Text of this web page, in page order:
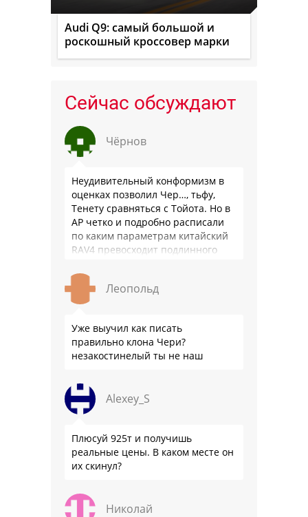
Audi Q9: самый большой и
роскошный кроссовер марки
Сейчас обсуждают
Чёрнов
Неудивительный конформизм в
оценках позволил Чер…, тьфу,
Тенету сравняться с Тойота. Но в
АР четко и подробно расписали
по каким параметрам китайский
RAV4 превосходит подлинного
подвеска едет ровно и приятно …
Леопольд
Уже выучил как писать
правильно клона Чери?
незакостинелый ты не наш
Alexey_S
Плюсуй 925т и получишь
реальные цены. В каком месте он
их скинул?
Николай